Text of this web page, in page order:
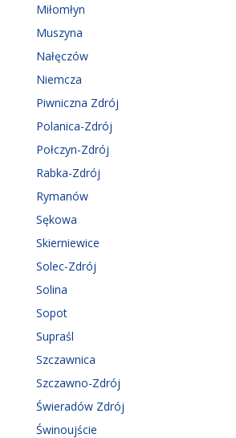
Miłomłyn
Muszyna
Nałęczów
Niemcza
Piwniczna Zdrój
Polanica-Zdrój
Połczyn-Zdrój
Rabka-Zdrój
Rymanów
Sękowa
Skierniewice
Solec-Zdrój
Solina
Sopot
Supraśl
Szczawnica
Szczawno-Zdrój
Świeradów Zdrój
Świnoujście